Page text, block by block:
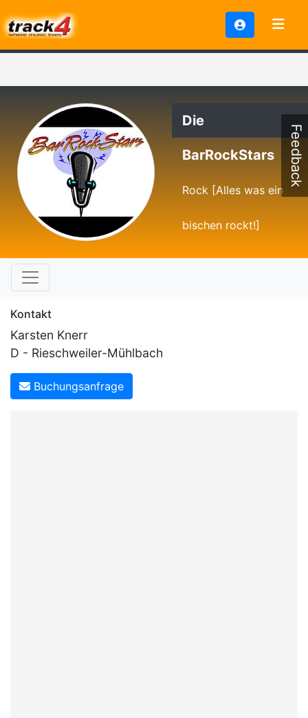
Die
BarRockStars
Rock [Alles was ein
bischen rockt!]
Kontakt
Karsten Knerr
D - Rieschweiler-Mühlbach
Buchungsanfrage
Feedback